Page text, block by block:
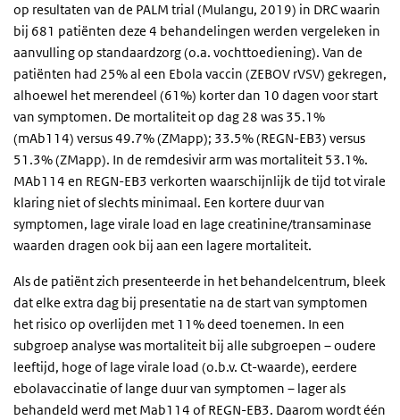
op resultaten van de PALM trial (Mulangu, 2019) in DRC waarin
bij 681 patiënten deze 4 behandelingen werden vergeleken in
aanvulling op standaardzorg (o.a. vochttoediening). Van de
patiënten had 25% al een Ebola vaccin (ZEBOV rVSV) gekregen,
alhoewel het merendeel (61%) korter dan 10 dagen voor start
van symptomen. De mortaliteit op dag 28 was 35.1%
(mAb114) versus 49.7% (ZMapp); 33.5% (REGN-EB3) versus
51.3% (ZMapp). In de remdesivir arm was mortaliteit 53.1%.
MAb114 en REGN-EB3 verkorten waarschijnlijk de tijd tot virale
klaring niet of slechts minimaal. Een kortere duur van
symptomen, lage virale load en lage creatinine/transaminase
waarden dragen ook bij aan een lagere mortaliteit.
Als de patiënt zich presenteerde in het behandelcentrum, bleek
dat elke extra dag bij presentatie na de start van symptomen
het risico op overlijden met 11% deed toenemen. In een
subgroep analyse was mortaliteit bij alle subgroepen – oudere
leeftijd, hoge of lage virale load (o.b.v. Ct-waarde), eerdere
ebolavaccinatie of lange duur van symptomen – lager als
behandeld werd met Mab114 of REGN-EB3. Daarom wordt één